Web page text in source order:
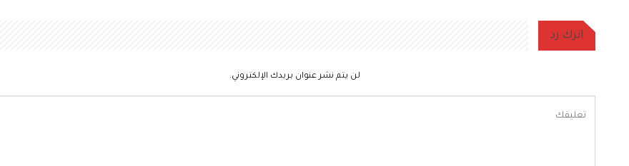
اترك رد
لن يتم نشر عنوان بريدك الإلكتروني.